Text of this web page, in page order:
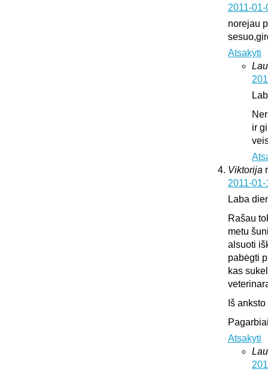
2011-
norejau
Atsakyti
ir
Viktorija
2011-
Laba
Rašau
metu
alsuoti
pabėgti
kas
Iš
Atsakyti